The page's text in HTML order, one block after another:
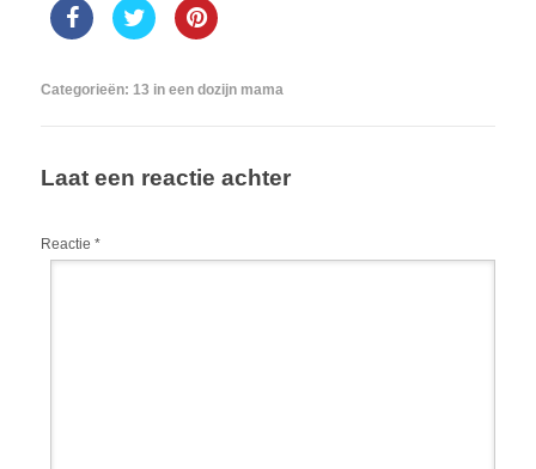
Categorieën: 13 in een dozijn mama
Laat een reactie achter
Reactie *